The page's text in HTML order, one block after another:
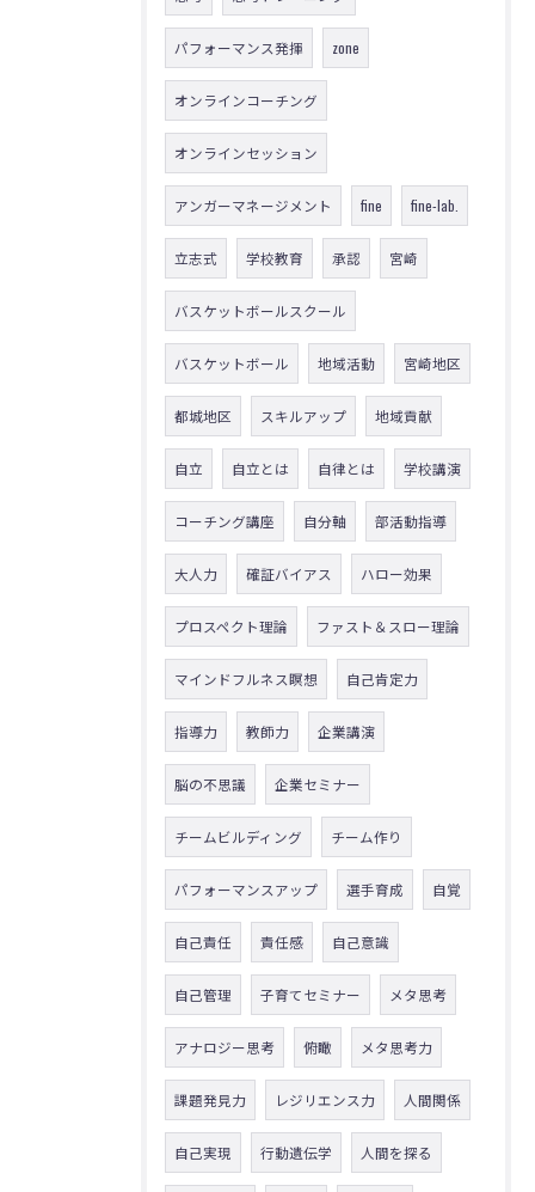
パフォーマンス発揮 zone
オンラインコーチング
オンラインセッション
アンガーマネージメント fine fine-lab.
立志式 学校教育 承認 宮崎
バスケットボールスクール
バスケットボール 地域活動 宮崎地区
都城地区 スキルアップ 地域貢献
自立 自立とは 自律とは 学校講演
コーチング講座 自分軸 部活動指導
大人力 確証バイアス ハロー効果
プロスペクト理論 ファスト＆スロー理論
マインドフルネス瞑想 自己肯定力
指導力 教師力 企業講演
脳の不思議 企業セミナー
チームビルディング チーム作り
パフォーマンスアップ 選手育成 自覚
自己責任 責任感 自己意識
自己管理 子育てセミナー メタ思考
アナロジー思考 俯瞰 メタ思考力
課題発見力 レジリエンス力 人間関係
自己実現 行動遺伝学 人間を探る